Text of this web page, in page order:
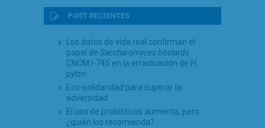
POST RECIENTES
Los datos de vida real confirman el
papel de Saccharomyces boulardii
CNCM I-745 en la erradicación de H.
pylori
Eco-solidaridad para superar la
adversidad
El uso de probióticos aumenta, pero…
¿quién los recomienda?